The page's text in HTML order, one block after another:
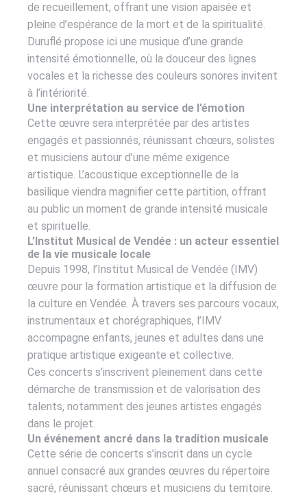
de recueillement, offrant une vision apaisée et
pleine d’espérance de la mort et de la spiritualité.
Duruflé propose ici une musique d’une grande
intensité émotionnelle, où la douceur des lignes
vocales et la richesse des couleurs sonores invitent
à l’intériorité.
Une interprétation au service de l’émotion
Cette œuvre sera interprétée par des artistes
engagés et passionnés, réunissant chœurs, solistes
et musiciens autour d’une même exigence
artistique. L’acoustique exceptionnelle de la
basilique viendra magnifier cette partition, offrant
au public un moment de grande intensité musicale
et spirituelle.
L’Institut Musical de Vendée : un acteur essentiel
de la vie musicale locale
Depuis 1998, l’Institut Musical de Vendée (IMV)
œuvre pour la formation artistique et la diffusion de
la culture en Vendée. À travers ses parcours vocaux,
instrumentaux et chorégraphiques, l’IMV
accompagne enfants, jeunes et adultes dans une
pratique artistique exigeante et collective.
Ces concerts s’inscrivent pleinement dans cette
démarche de transmission et de valorisation des
talents, notamment des jeunes artistes engagés
dans le projet.
Un événement ancré dans la tradition musicale
Cette série de concerts s’inscrit dans un cycle
annuel consacré aux grandes œuvres du répertoire
sacré, réunissant chœurs et musiciens du territoire.